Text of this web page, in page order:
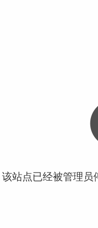
站点已经被管理